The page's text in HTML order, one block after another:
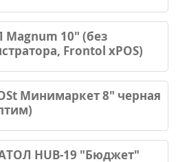
Magnum 10" (без
Frontol xPOS)
Минимаркет 8" черная
HUB-19 "Бюджет"